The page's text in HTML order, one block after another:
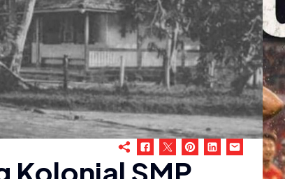
Kolonial SMP